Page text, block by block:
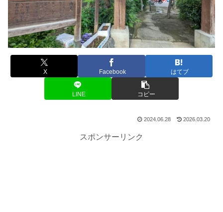
X Facebook はてブ
LINE コピー
2024.06.28 2026.03.20
スポンサーリンク